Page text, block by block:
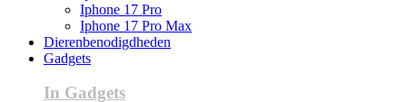
Iphone 17 Pro
Iphone 17 Pro Max
Dierenbenodigdheden
Gadgets
In Gadgets